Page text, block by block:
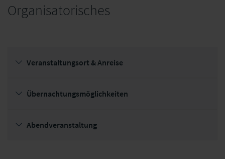
Organisatorisches
Veranstaltungsort & Anreise
Übernachtungsmöglichkeiten
Abendveranstaltung